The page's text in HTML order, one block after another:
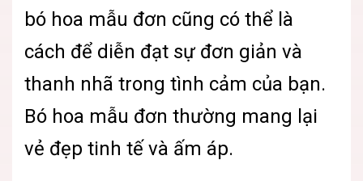
bó hoa mẫu đơn cũng có thể là
cách để diễn đạt sự đơn giản và
thanh nhã trong tình cảm của bạn.
Bó hoa mẫu đơn thường mang lại
vẻ đẹp tinh tế và ấm áp.